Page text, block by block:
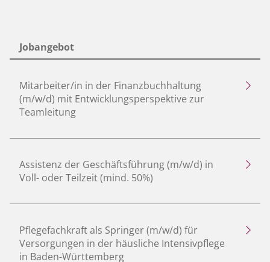
Jobangebot
Mitarbeiter/in in der Finanzbuchhaltung
(m/w/d) mit Entwicklungsperspektive zur
Teamleitung
Assistenz der Geschäftsführung (m/w/d) in
Voll- oder Teilzeit (mind. 50%)
Pflegefachkraft als Springer (m/w/d) für
Versorgungen in der häusliche Intensivpflege
in Baden-Württemberg